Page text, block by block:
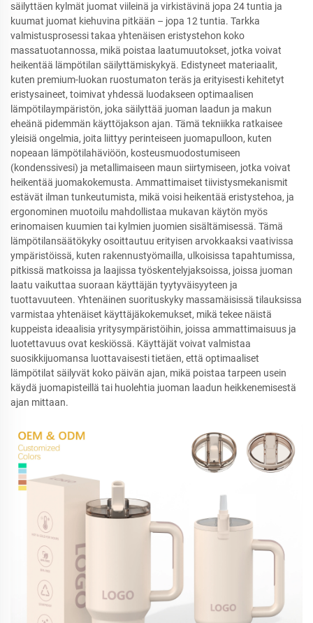
säilyttäen kylmät juomat viileinä ja virkistävinä jopa 24 tuntia ja
kuumat juomat kiehuvina pitkään – jopa 12 tuntia. Tarkka
valmistusprosessi takaa yhtenäisen eristystehon koko
massatuotannossa, mikä poistaa laatumuutokset, jotka voivat
heikentää lämpötilan säilyttämiskykyä. Edistyneet materiaalit,
kuten premium-luokan ruostumaton teräs ja erityisesti kehitetyt
eristysaineet, toimivat yhdessä luodakseen optimaalisen
lämpötilaympäristön, joka säilyttää juoman laadun ja makun
eheänä pidemmän käyttöjakson ajan. Tämä tekniikka ratkaisee
yleisiä ongelmia, joita liittyy perinteiseen juomapulloon, kuten
nopeaan lämpötilahäviöön, kosteusmuodostumiseen
(kondenssivesi) ja metallimaiseen maun siirtymiseen, jotka voivat
heikentää juomakokemusta. Ammattimaiset tiivistysmekanismit
estävät ilman tunkeutumista, mikä voisi heikentää eristystehoa, ja
ergonominen muotoilu mahdollistaa mukavan käytön myös
erinomaisen kuumien tai kylmien juomien sisältämisessä. Tämä
lämpötilansäätökyky osoittautuu erityisen arvokkaaksi vaativissa
ympäristöissä, kuten rakennustyömailla, ulkoisissa tapahtumissa,
pitkissä matkoissa ja laajissa työskentelyjaksoissa, joissa juoman
laatu vaikuttaa suoraan käyttäjän tyytyväisyyteen ja
tuottavuuteen. Yhtenäinen suorituskyky massamäisissä tilauksissa
varmistaa yhtenäiset käyttäjäkokemukset, mikä tekee näistä
kuppeista ideaalisia yritysympäristöihin, joissa ammattimaisuus ja
luotettavuus ovat keskiössä. Käyttäjät voivat valmistaa
suosikkijuomansa luottavaisesti tietäen, että optimaaliset
lämpötilat säilyvät koko päivän ajan, mikä poistaa tarpeen usein
käydä juomapisteillä tai huolehtia juoman laadun heikkenemisestä
ajan mittaan.